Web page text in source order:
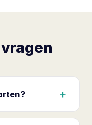
gevels,